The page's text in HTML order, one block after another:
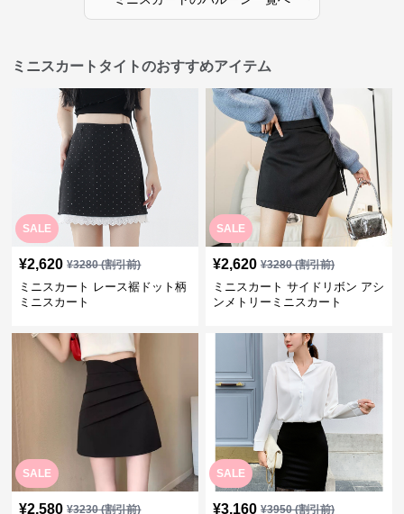
ミニスカートタイトのおすすめアイテム
SALE
¥2,620 ¥3280(割引前)
ミニスカート レース裾ドット柄
ミニスカート
SALE
¥2,620 ¥3280(割引前)
ミニスカート サイドリボン アシ
ンメトリーミニスカート
SALE
¥2,580 ¥3230(割引前)
SALE
¥3,160 ¥3950(割引前)